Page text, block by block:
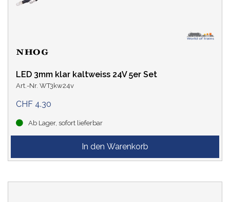
LED 3mm klar kaltweiss 24V 5er Set
Art.-Nr. WT3kw24v
CHF 4.30
Ab Lager, sofort lieferbar